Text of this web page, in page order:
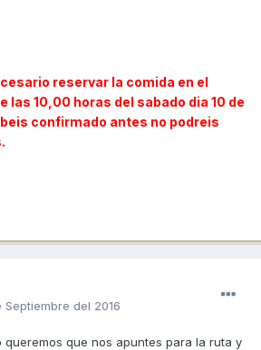
reservar la comida en el
las 10,00 horas del sabado dia 10 de
confirmado antes no podreis
Septiembre del 2016
queremos que nos apuntes para la ruta y